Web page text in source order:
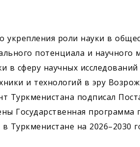
укрепления роли науки в
потенциала и научного
в сферу научных
и технологий в эру
Туркменистана подписал
Государственная программа
в Туркменистане на